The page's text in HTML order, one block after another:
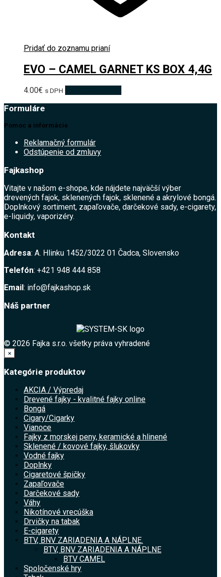
Pridať do zoznamu prianí
EVO – CAMEL GARNET KS BOX 4,4G
4.00€ s DPH
Formuláre
Pomoc a informácie
Reklamačný formulár
Odstúpenie od zmluvy
Fajkashop
Vitajte v našom e-shope, kde nájdete najväčší výber
drevených fajok, sklenených fajok, sklenené a akrylové bongá.
Doplnkový sortiment, zapaľovače, darčekové sady, e-cigarety,
e-liquidy, vaporizéry.
Kontakt
Adresa: A. Hlinku 1452/3022 01 Čadca, Slovensko
Telefón: +421 948 444 858
Email: info@fajkashop.sk
Náš partner
© 2026 Fajka s.r.o. všetky práva vyhradené
×
Kategórie produktov
AKCIA / Výpredaj
Drevené fajky - kvalitné fajky online
Bongá
Cigary/Cigarky
Vianoce
Fajky z morskej peny, keramické a hlinené
Sklenené / kovové fajky, šlukovky
Vodné fajky
Doplnky
Cigaretové špičky
Zapaľovače
Darčekové sady
Váhy
Nikotínové vrecúška
Drvičky na tabak
E-cigarety
BTV, BNV ZARIADENIA A NÁPLNE.
BTV, BNV ZARIADENIA A NÁPLNE
BTV CAMEL
Spoločenské hry